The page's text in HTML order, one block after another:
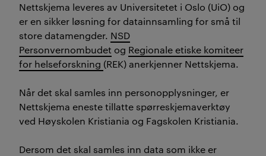
Nettskjema leveres av Universitetet i Oslo (UiO) og
er en sikker løsning for datainnsamling for små til
store datamengder. NSD
Personvernombudet og Regionale etiske komiteer
for helseforskning (REK) anerkjenner Nettskjema.
Når det skal samles inn personopplysninger, er
Nettskjema eneste tillatte spørreskjemaverktøy
ved Høyskolen Kristiania og Fagskolen Kristiania.
Dersom det skal samles inn data som ikke er